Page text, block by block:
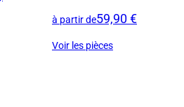
à partir de59,90 €
Voir les pièces